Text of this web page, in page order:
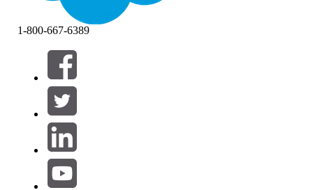
필터 (0)
필터 선택
제품 영역
1-800-667-6389